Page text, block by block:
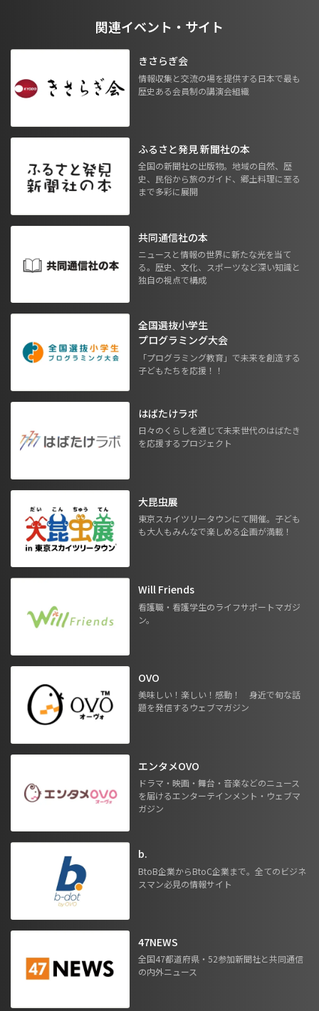
関連イベント・サイト
きさらぎ会
情報収集と交流の場を提供する日本で最も
歴史ある会員制の講演会組織
ふるさと発見 新聞社の本
全国の新聞社の出版物。地域の自然、歴
史、民俗から旅のガイド、郷土料理に至る
まで多彩に展開
共同通信社の本
ニュースと情報の世界に新たな光を当て
る。歴史、文化、スポーツなど深い知識と
独自の視点で構成
全国選抜小学生
プログラミング大会
「プログラミング教育」で未来を創造する
子どもたちを応援！！
はばたけラボ
日々のくらしを通じて未来世代のはばたき
を応援するプロジェクト
大昆虫展
東京スカイツリータウンにて開催。子ども
も大人もみんなで楽しめる企画が満載！
Will Friends
看護職・看護学生のライフサポートマガジ
ン。
OVO
美味しい！楽しい！感動！ 身近で旬な話
題を発信するウェブマガジン
エンタメOVO
ドラマ・映画・舞台・音楽などのニュース
を届けるエンターテインメント・ウェブマ
ガジン
b.
BtoB企業からBtoC企業まで。全てのビジネ
スマン必見の情報サイト
47NEWS
全国47都道府県・52参加新聞社と共同通信
の内外ニュース